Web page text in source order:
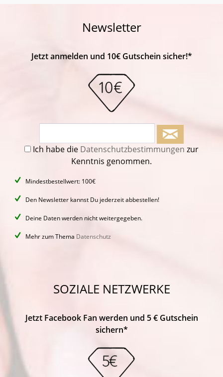
Newsletter
Jetzt anmelden und 10€ Gutschein sicher!*
Ich habe die Datenschutzbestimmungen zur
Kenntnis genommen.
Mindestbestellwert: 100€
Den Newsletter kannst Du jederzeit abbestellen!
Deine Daten werden nicht weitergegeben.
Mehr zum Thema Datenschutz
SOZIALE NETZWERKE
Jetzt Facebook Fan werden und 5 € Gutschein
sichern*